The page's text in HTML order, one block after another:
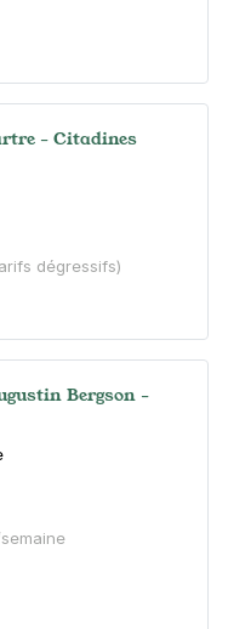
- Citadines
dégressifs)
Bergson -